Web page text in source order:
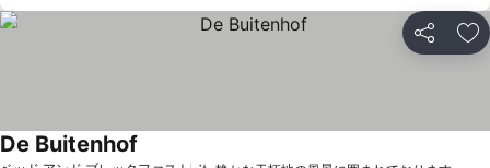
シェア お
De Buitenhof